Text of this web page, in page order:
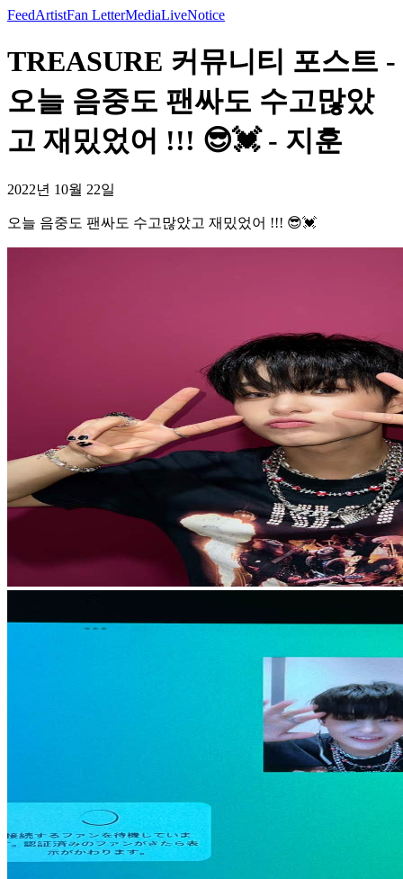
FeedArtistFan LetterMediaLiveNotice
TREASURE 커뮤니티 포스트 -
오늘 음중도 팬싸도 수고많았
고 재밌었어 !!! 😎💓 - 지훈
2022년 10월 22일
오늘 음중도 팬싸도 수고많았고 재밌었어 !!! 😎💓